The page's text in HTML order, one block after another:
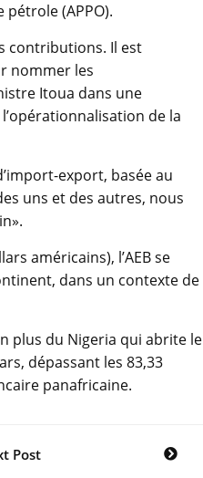
(APPO).
contributions. Il est
nommer les
Itoua dans une
de la
export, basée au
uns et des autres, nous
américains), l’AEB se
dans un contexte de
plus du Nigeria qui abrite le
dépassant les 83,33
panafricaine.
Post